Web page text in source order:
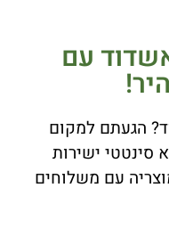
עם
הגעתם למקום
סינטטי ישירות
עם משלוחים